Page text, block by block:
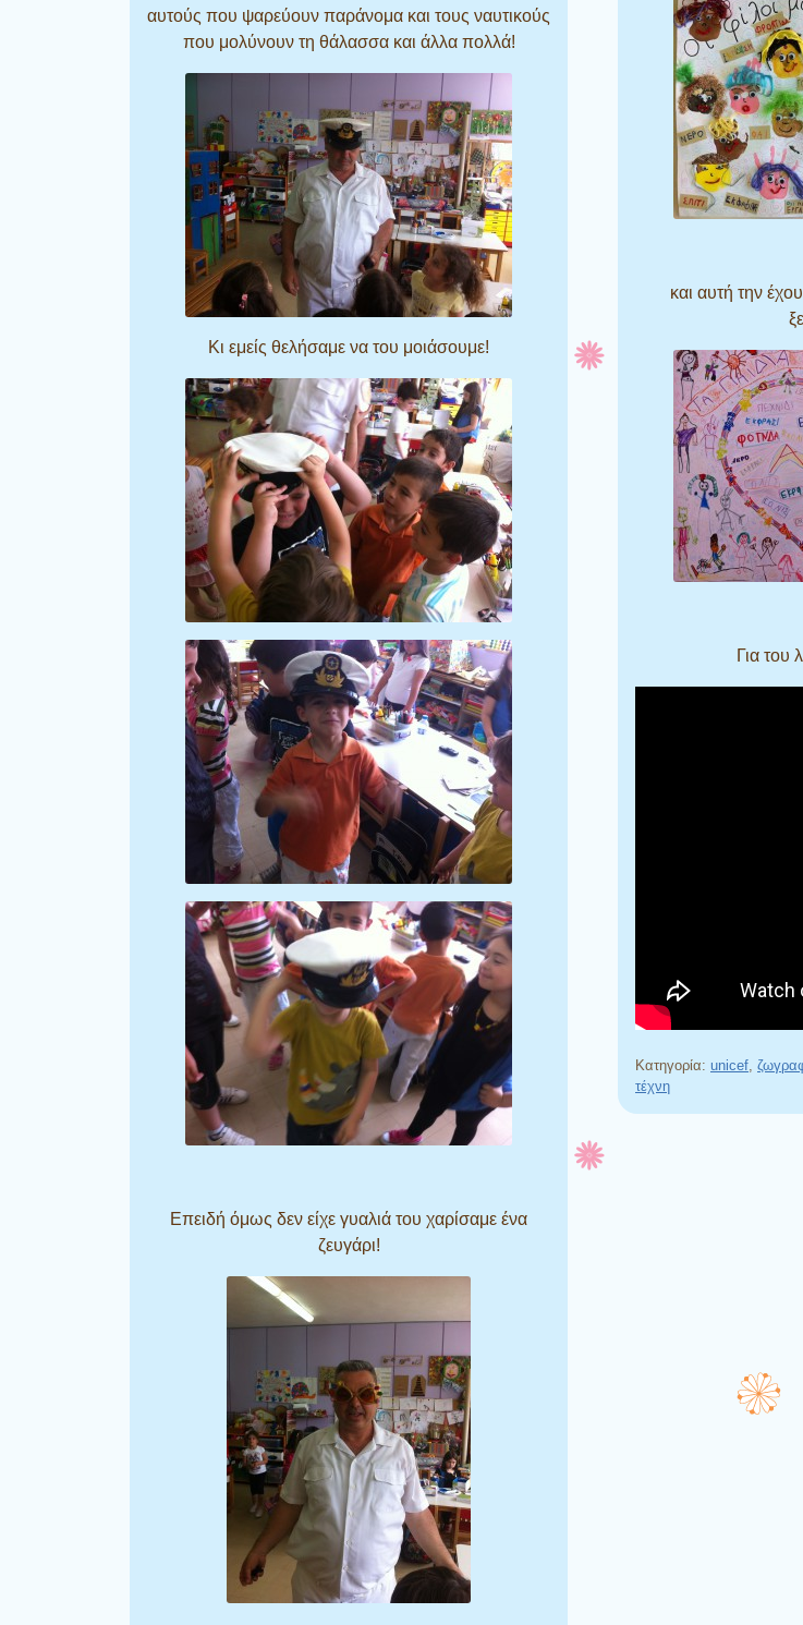
αυτούς που ψαρεύουν παράνομα και τους ναυτικούς
που μολύνουν τη θάλασσα και άλλα πολλά!
Κι εμείς θελήσαμε να του μοιάσουμε!
Επειδή όμως δεν είχε γυαλιά του χαρίσαμε ένα
ζευγάρι!
και αυτή την
Για του
Κατηγορία: unicef
τέχνη